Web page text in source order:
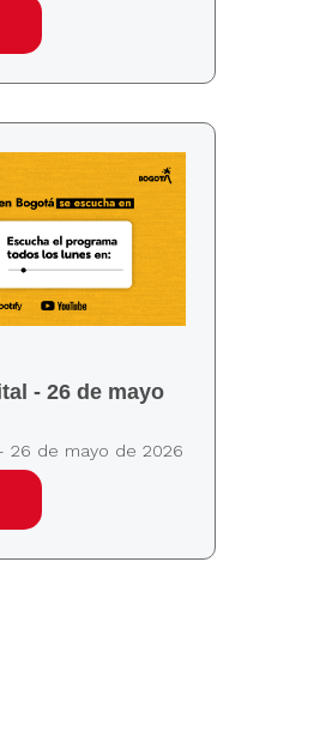
- 26 de mayo
26 de mayo de 2026